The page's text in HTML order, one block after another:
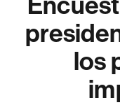
los